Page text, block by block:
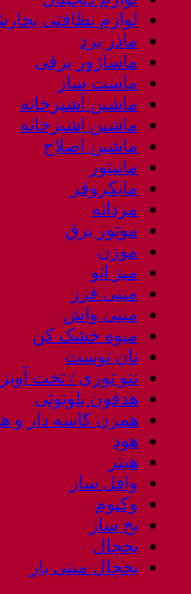
لوازم نظافتی
مادر برد
ماساژور برقی
ماست ساز
ماشین آشپزخانه
ماشین اشپزخانه
ماشین اصلاح
مانیتور
مایکروفر
مردانه
موتور برق
موزن
میز اتو
مینی فرز
مینی واش
میوه خشک کن
نان توست
ننو توری / تخت
هدفون بلوتوثی
همزن کاسه دار و
هود
هیتر
وافل ساز
وکیوم
یخ ساز
یخچال
یخچال مینی بار